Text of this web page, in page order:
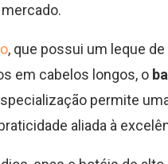
, que possui um leque
em cabelos longos, o
permite
aliada à